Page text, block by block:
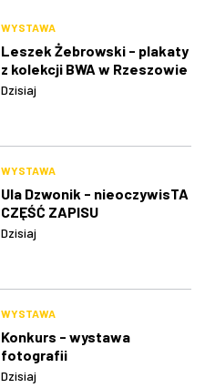
WYSTAWA
Leszek Żebrowski - plakaty
z kolekcji BWA w Rzeszowie
Dzisiaj
WYSTAWA
Ula Dzwonik - nieoczywisTA
CZĘŚĆ ZAPISU
Dzisiaj
WYSTAWA
Konkurs - wystawa
fotografii
Dzisiaj